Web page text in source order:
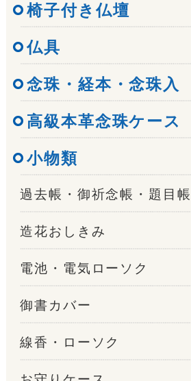
椅子付き仏壇
仏具
念珠・経本・念珠入
高級本革念珠ケース
小物類
過去帳・御祈念帳・題目帳
造花おしきみ
電池・電気ローソク
御書カバー
線香・ローソク